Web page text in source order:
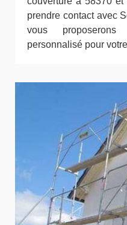
prendre contact avec
vous
personnalisé pour